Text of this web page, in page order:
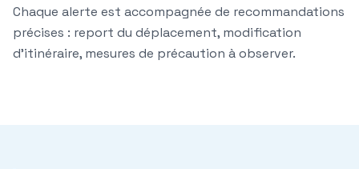
Chaque alerte est accompagnée de recommandations
précises : report du déplacement, modification
d'itinéraire, mesures de précaution à observer.